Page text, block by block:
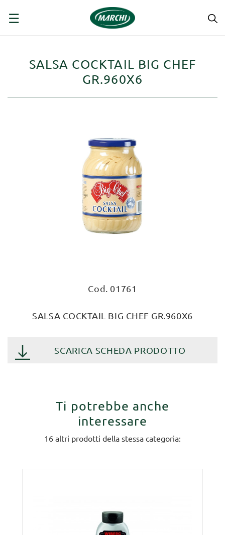
navigazione
☰
SALSA COCKTAIL BIG CHEF
GR.960X6
Cod. 01761
SALSA COCKTAIL BIG CHEF GR.960X6
SCARICA SCHEDA PRODOTTO
Ti potrebbe anche
interessare
16 altri prodotti della stessa categoria: